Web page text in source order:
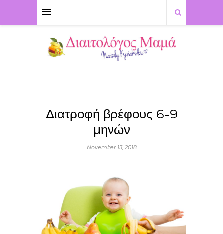
Διατροφή βρέφους 6-9
μηνών
November 13, 2018